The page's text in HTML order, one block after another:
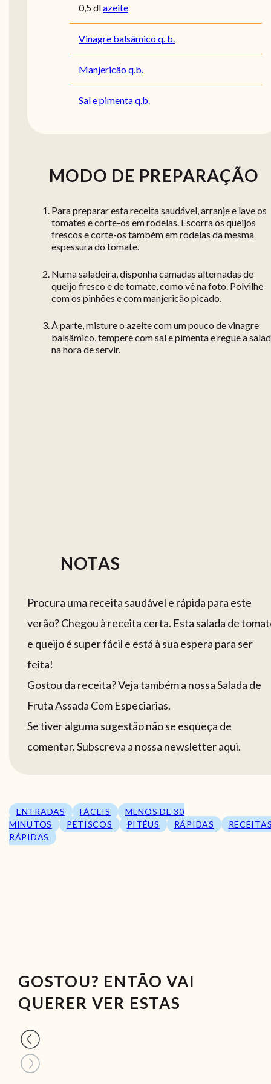
0,5 dlazeite
Vinagre balsâmico q. b.
Manjericão q.b.
Sal e pimenta q.b.
MODO DE PREPARAÇÃO
Para preparar esta receita saudável, arranje e lave os
tomates e corte-os em rodelas. Escorra os queijos
frescos e corte-os também em rodelas da mesma
espessura do tomate.
Numa saladeira, disponha camadas alternadas de
queijo fresco e de tomate, como vê na foto. Polvilhe
com os pinhões e com manjericão picado.
À parte, misture o azeite com um pouco de vinagre
balsâmico, tempere com sal e pimenta e regue a
na hora de servir.
NOTAS
Procura uma receita saudável e rápida para este
verão? Chegou à receita certa. Esta salada de
e queijo é super fácil e está à sua espera para ser
feita!
Gostou da receita? Veja também a nossa Salada de
Fruta Assada Com Especiarias.
Se tiver alguma sugestão não se esqueça de
comentar. Subscreva a nossa newsletter aqui.
ENTRADAS FÁCEIS
MENOS DE 30
MINUTOS
PETISCOS PITÉUS RÁPIDAS
RÁPIDAS
GOSTOU? ENTÃO VAI
QUERER VER ESTAS